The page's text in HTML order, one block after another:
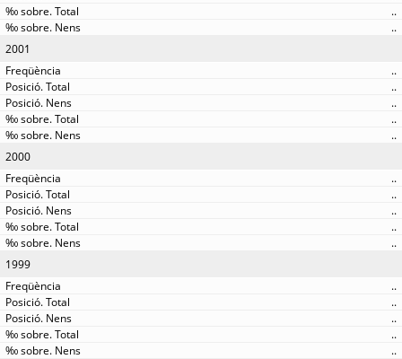
..
..
2001
..
..
..
..
..
2000
..
..
..
..
..
1999
..
..
..
..
..